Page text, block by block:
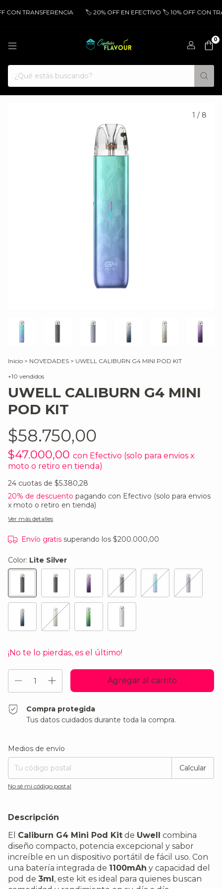
TRANSFERENCIA 🏷️ 20% OFF EN EFECTIVO 🏷️ 10% OFF CON
0
1 / 8
Inicio > NOVEDADES > UWELL CALIBURN G4 MINI POD KIT
+10 vendidos
UWELL CALIBURN G4 MINI
POD KIT
$58.750,00
$47.000,00 con Efectivo (solo para envios x
moto o retiro en tienda)
24 cuotas de $5.380,28
20% de descuento pagando con Efectivo (solo para envios
x moto o retiro en tienda)
Ver más detalles
Envío gratis superando los $200.000,00
Color: Lite Silver
¡No te lo pierdas, es el último!
Compra protegida
Tus datos cuidados durante toda la compra.
Entregas para el CP:
Medios de envío
Calcular
No sé mi código postal
Descripción
El Caliburn G4 Mini Pod Kit de Uwell combina
diseño compacto, potencia excepcional y sabor
increíble en un dispositivo portátil de fácil uso. Con
una batería integrada de 1100mAh y capacidad del
pod de 3ml, este kit es ideal para quienes buscan